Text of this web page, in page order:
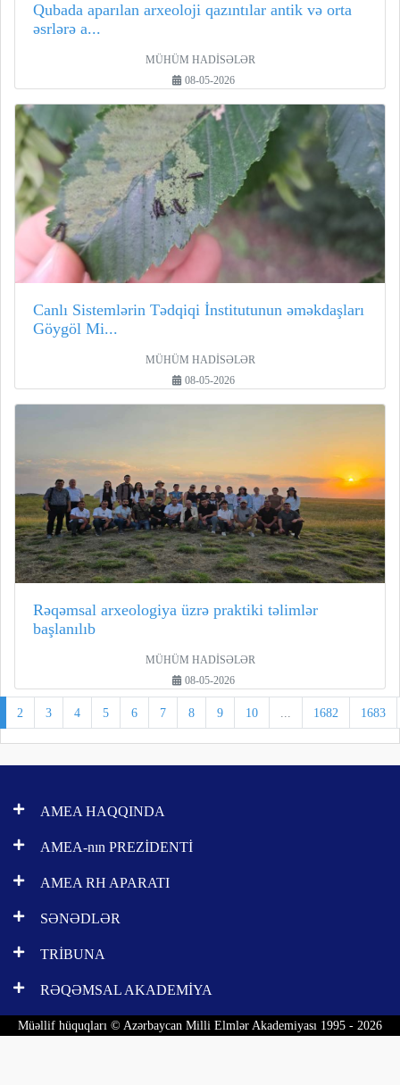
Qubada aparılan arxeoloji qazıntılar antik və orta
əsrlərə a...
MÜHÜM HADİSƏLƏR
08-05-2026
Canlı Sistemlərin Tədqiqi İnstitutunun əməkdaşları
Göygöl Mi...
MÜHÜM HADİSƏLƏR
08-05-2026
Rəqəmsal arxeologiya üzrə praktiki təlimlər
başlanılıb
MÜHÜM HADİSƏLƏR
08-05-2026
2 3 4 5 6 7 8 9 10 ... 1682 1683
AMEA HAQQINDA
AMEA-nın PREZİDENTİ
AMEA RH APARATI
SƏNƏDLƏR
TRİBUNA
RƏQƏMSAL AKADEMİYA
Müəllif hüquqları © Azərbaycan Milli Elmlər Akademiyası 1995 - 2026